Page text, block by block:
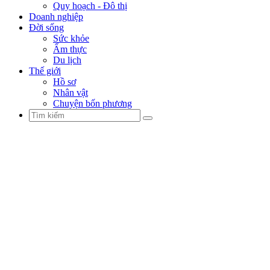
Quy hoạch - Đô thị
Doanh nghiệp
Đời sống
Sức khỏe
Ẩm thực
Du lịch
Thế giới
Hồ sơ
Nhân vật
Chuyện bốn phương